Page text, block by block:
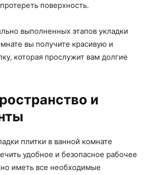
поверхность.
выполненных этапов укладки
вы получите красивую и
которая прослужит вам долгие
и
плитки в ванной комнате
удобное и безопасное рабочее
иметь все необходимые